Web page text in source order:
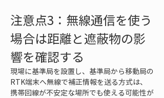
注意点3：無線通信を使う
場合は距離と遮蔽物の影
響を確認する
現場に基準局を設置し、基準局から移動局の
RTK端末へ無線で補正情報を送る方式は、
携帯回線が不安定な場所でも使える可能性が